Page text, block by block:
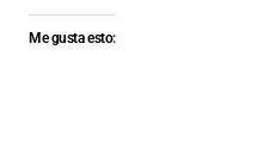
Me gusta esto: